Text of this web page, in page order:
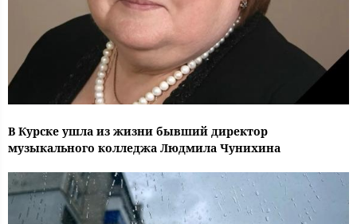
В Курске ушла из жизни бывший директор
музыкального колледжа Людмила Чунихина